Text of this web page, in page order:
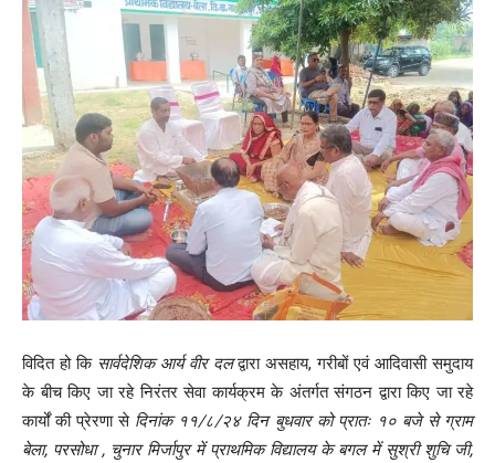
विदित हो कि सार्वदेशिक आर्य वीर दलद्वारा असहाय, गरीबों एवं आदिवासी समुदाय
के बीच किए जा रहे निरंतर सेवा कार्यक्रम के अंतर्गत संगठन द्वारा किए जा रहे
कार्यों की प्रेरणा से दिनांक ११/८/२४ दिन बुधवार को प्रातः १० बजे से ग्राम
बेला, परसोधा , चुनार मिर्जापुर में प्राथमिक विद्यालय के बगल में सुश्री शुचि जी,